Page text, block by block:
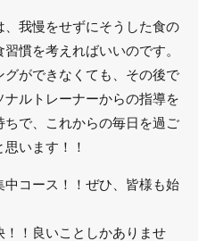
我慢をせずにそうした食の
慣を考えればいいのです。
ができなくても、その後で
ルトレーナーからの指導を
で、これからの毎日を過ご
います！！
コース！！ぜひ、皆様も始
！良いことしかありませ